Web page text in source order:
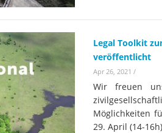
Nationalpark
Aktuell
Legal Toolkit
veröffentlicht
Apr 26, 2021 /
Wir freuen
Möglichkeiten
29. April (14-